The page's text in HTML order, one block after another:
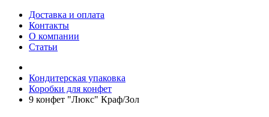
Доставка и оплата
Контакты
О компании
Статьи
Кондитерская упаковка
Коробки для конфет
9 конфет "Люкс" Краф/Зол